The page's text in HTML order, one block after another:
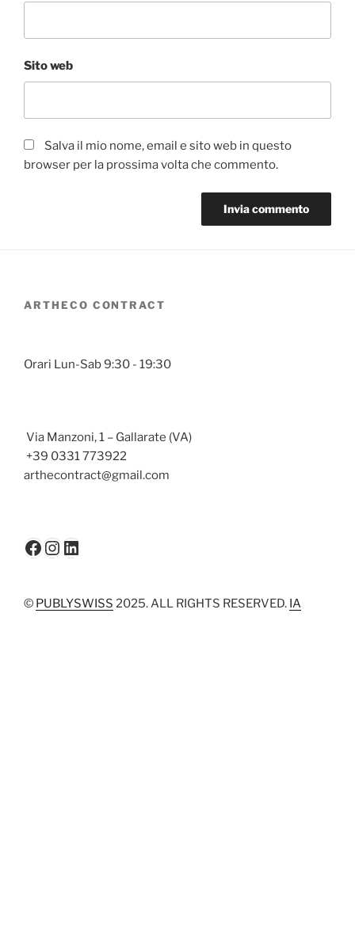
Sito web
Salva il mio nome, email e sito web in questo
browser per la prossima volta che commento.
ARTHECO CONTRACT
Orari Lun-Sab 9:30 - 19:30
Via Manzoni, 1 – Gallarate (VA)
+39 0331 773922
arthecontract@gmail.com
Facebook
Instagram
LinkedIn
© PUBLYSWISS 2025. ALL RIGHTS RESERVED. IA